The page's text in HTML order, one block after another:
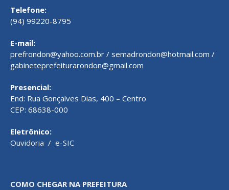
Telefone:
(94) 99220-8795
E-mail:
prefrondon@yahoo.com.br / semadrondon@hotmail.com /
gabineteprefeiturarondon@gmail.com
Presencial:
End: Rua Gonçalves Dias, 400 – Centro
CEP: 68638-000
Eletrônico:
Ouvidoria / e-SIC
COMO CHEGAR NA PREFEITURA